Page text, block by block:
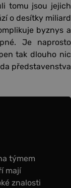
tomu jsou jejich
o desítky miliard
byznys a
Je naprosto
tak dlouho nic
představenstva
týmem
mají
znalosti